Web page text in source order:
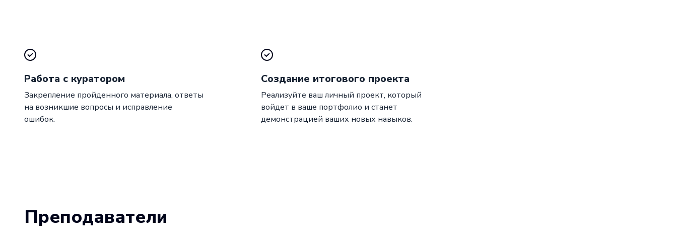
Работа с куратором
Закрепление пройденного материала, ответы
на возникшие вопросы и исправление
ошибок.
Создание итогового проекта
Реализуйте ваш личный проект, который
войдет в ваше портфолио и станет
демонстрацией ваших новых навыков.
Преподаватели